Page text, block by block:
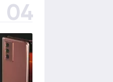
04